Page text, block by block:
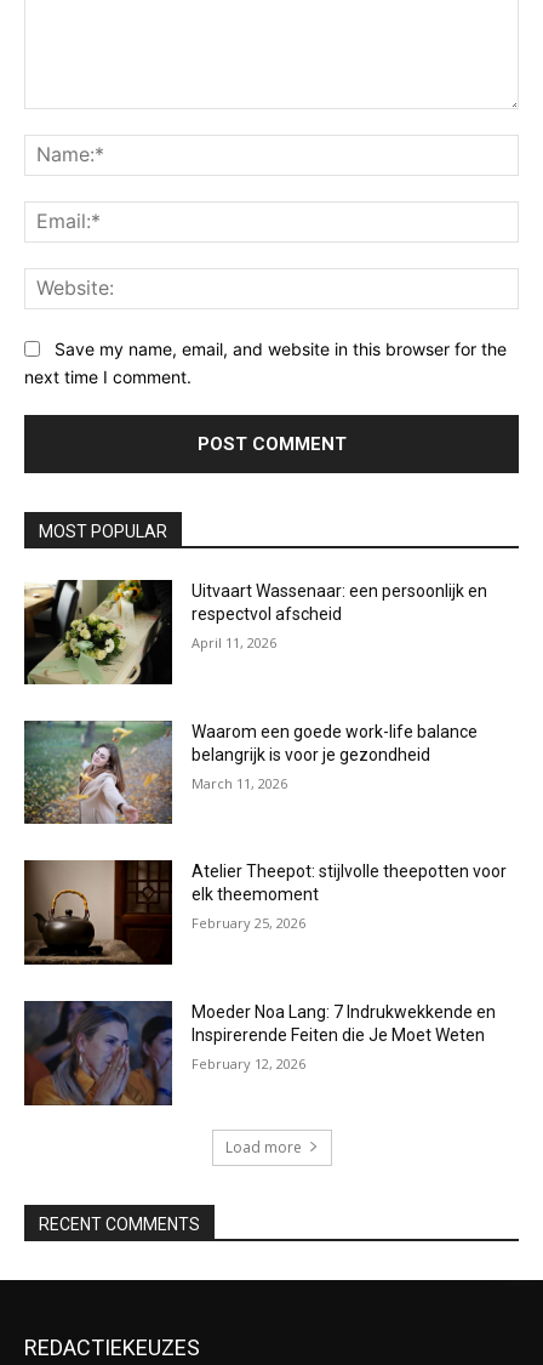
Save my name, email, and website in this browser for the
next time I comment.
MOST POPULAR
Uitvaart Wassenaar: een persoonlijk en
respectvol afscheid
April 11, 2026
Waarom een goede work-life balance
belangrijk is voor je gezondheid
March 11, 2026
Atelier Theepot: stijlvolle theepotten voor
elk theemoment
February 25, 2026
Moeder Noa Lang: 7 Indrukwekkende en
Inspirerende Feiten die Je Moet Weten
February 12, 2026
Load more
RECENT COMMENTS
REDACTIEKEUZES